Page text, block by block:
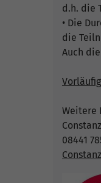
d.h. die
• Die
die
Auch
Weitere
08441